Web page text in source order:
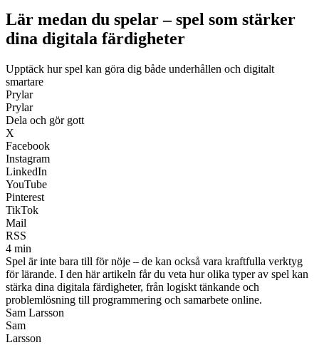
Lär medan du spelar – spel som stärker
dina digitala färdigheter
Upptäck hur spel kan göra dig både underhållen och digitalt
smartare
Prylar
Prylar
Dela och gör gott
X
Facebook
Instagram
LinkedIn
YouTube
Pinterest
TikTok
Mail
RSS
4 min
Spel är inte bara till för nöje – de kan också vara kraftfulla verktyg
för lärande. I den här artikeln får du veta hur olika typer av spel kan
stärka dina digitala färdigheter, från logiskt tänkande och
problemlösning till programmering och samarbete online.
Sam Larsson
Sam
Larsson